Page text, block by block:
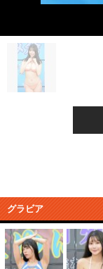
グラビア